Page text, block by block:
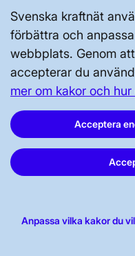
Svenska kraftnät
förbättra och
webbplats. Genom
accepterar du
mer om kakor och
Acceptera
Anpassa vilka kakor du
Svenska
Sundbyberg
Tel: 010-475 80